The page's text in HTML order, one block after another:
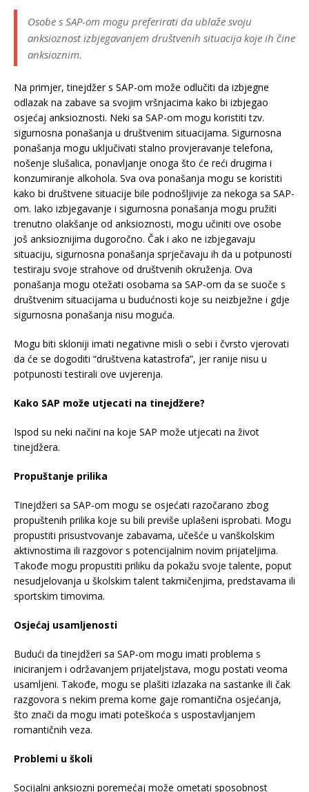
Osobe s SAP-om mogu preferirati da ublaže svoju
anksioznost izbjegavanjem društvenih situacija koje ih čine
anksioznim.
Na primjer, tinejdžer s SAP-om može odlučiti da izbjegne
odlazak na zabave sa svojim vršnjacima kako bi izbjegao
osjećaj anksioznosti. Neki sa SAP-om mogu koristiti tzv.
sigurnosna ponašanja u društvenim situacijama. Sigurnosna
ponašanja mogu uključivati stalno provjeravanje telefona,
nošenje slušalica, ponavljanje onoga što će reći drugima i
konzumiranje alkohola. Sva ova ponašanja mogu se koristiti
kako bi društvene situacije bile podnošljivije za nekoga sa SAP-
om. Iako izbjegavanje i sigurnosna ponašanja mogu pružiti
trenutno olakšanje od anksioznosti, mogu učiniti ove osobe
još anksioznijima dugoročno. Čak i ako ne izbjegavaju
situaciju, sigurnosna ponašanja sprječavaju ih da u potpunosti
testiraju svoje strahove od društvenih okruženja. Ova
ponašanja mogu otežati osobama sa SAP-om da se suoče s
društvenim situacijama u budućnosti koje su neizbježne i gdje
sigurnosna ponašanja nisu moguća.
Mogu biti skloniji imati negativne misli o sebi i čvrsto vjerovati
da će se dogoditi “društvena katastrofa”, jer ranije nisu u
potpunosti testirali ove uvjerenja.
Kako SAP može utjecati na tinejdžere?
Ispod su neki načini na koje SAP može utjecati na život
tinejdžera.
Propuštanje prilika
Tinejdžeri sa SAP-om mogu se osjećati razočarano zbog
propuštenih prilika koje su bili previše uplašeni isprobati. Mogu
propustiti prisustvovanje zabavama, učešće u vanškolskim
aktivnostima ili razgovor s potencijalnim novim prijateljima.
Takođe mogu propustiti priliku da pokažu svoje talente, poput
nesudjelovanja u školskim talent takmičenjima, predstavama ili
sportskim timovima.
Osjećaj usamljenosti
Budući da tinejdžeri sa SAP-om mogu imati problema s
iniciranjem i održavanjem prijateljstava, mogu postati veoma
usamljeni. Takođe, mogu se plašiti izlazaka na sastanke ili čak
razgovora s nekim prema kome gaje romantična osjećanja,
što znači da mogu imati poteškoća s uspostavljanjem
romantičnih veza.
Problemi u školi
Socijalni anksiozni poremećaj može ometati sposobnost